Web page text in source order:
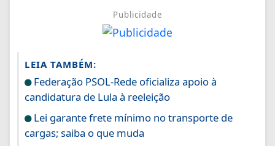
Publicidade
LEIA TAMBÉM:
Federação PSOL-Rede oficializa apoio à
candidatura de Lula à reeleição
Lei garante frete mínimo no transporte de
cargas; saiba o que muda